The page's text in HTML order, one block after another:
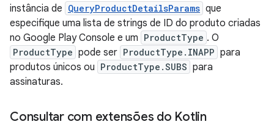
instância de QueryProductDetailsParams que
especifique uma lista de strings de ID do produto criadas
no Google Play Console e um ProductType . O
ProductType pode ser ProductType.INAPP para
produtos únicos ou ProductType.SUBS para
assinaturas.
Consultar com extensões do Kotlin